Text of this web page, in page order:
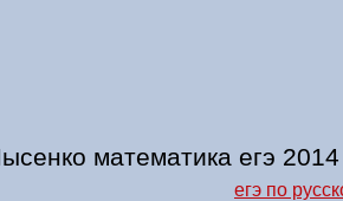
математика егэ
егэ по